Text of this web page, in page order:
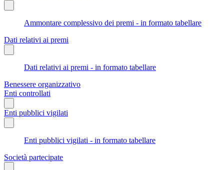
Ammontare complessivo dei premi - in formato tabellare
Dati relativi ai premi
Dati relativi ai premi - in formato tabellare
Benessere organizzativo
Enti controllati
Enti pubblici vigilati
Enti pubblici vigilati - in formato tabellare
Società partecipate